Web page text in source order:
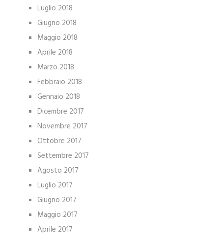
Luglio 2018
Giugno 2018
Maggio 2018
Aprile 2018
Marzo 2018
Febbraio 2018
Gennaio 2018
Dicembre 2017
Novembre 2017
Ottobre 2017
Settembre 2017
Agosto 2017
Luglio 2017
Giugno 2017
Maggio 2017
Aprile 2017